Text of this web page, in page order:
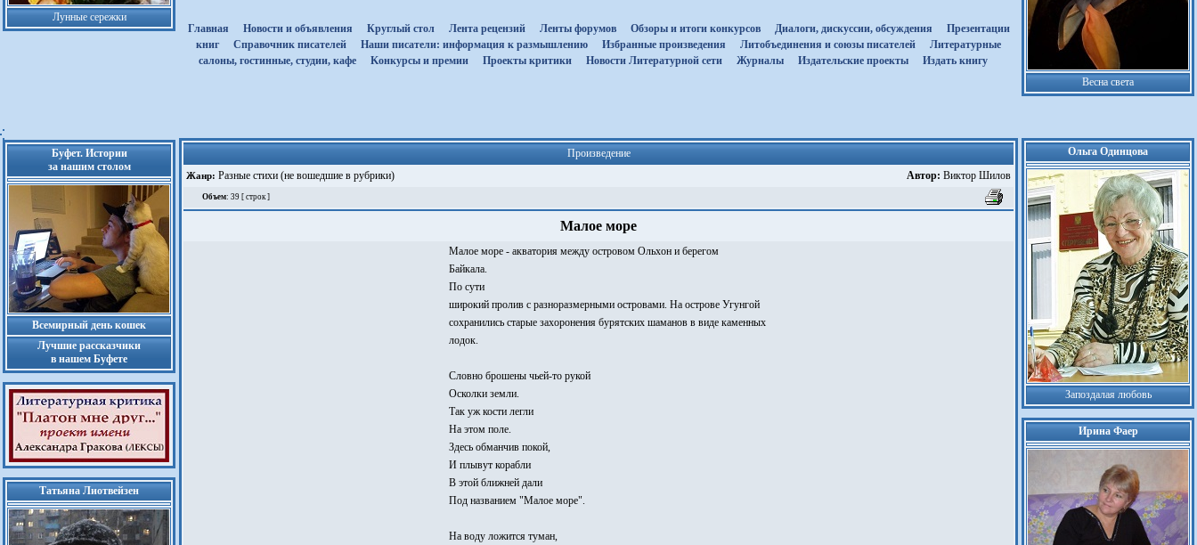
Лунные сережки
Главная
Новости и объявления Круглый стол Лента рецензий Ленты форумов Обзоры и итоги конкурсов Диалоги, дискуссии, обсуждения
Презентации
книг
Cправочник писателей Наши писатели: информация к размышлению Избранные произведения Литобъединения и союзы писателей
Литературные
салоны, гостинные, студии, кафе
Kонкурсы и премии Проекты критики Новости Литературной сети Журналы Издательские проекты Издать книгу
Весна света
Буфет. Истории
за нашим столом
Всемирный день кошек
Лучшие рассказчики
в нашем Буфете
Татьяна Лиотвейзен
Произведение
Жанр: Разные стихи (не вошедшие в рубрики) Автор: Виктор Шилов
Объем: 39 [ строк ]
Малое море
Малое море - акватория между островом Ольхон и берегом
Байкала.
По сути
широкий пролив с разноразмерными островами. На острове Угунгой
сохранились старые захоронения бурятских шаманов в виде каменных
лодок.
Словно брошены чьей-то рукой
Осколки земли.
Так уж кости легли
На этом поле.
Здесь обманчив покой,
И плывут корабли
В этой ближней дали
Под названием "Малое море".
На воду ложится туман,
Ольга Одинцова
Запоздалая любовь
Ирина Фаер